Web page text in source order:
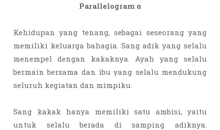
Parallelogram α
Kehidupan yang tenang, sebagai seseorang yang
memiliki keluarga bahagia. Sang adik yang selalu
menempel dengan kakaknya. Ayah yang selalu
bermain bersama dan ibu yang selalu mendukung
seluruh kegiatan dan mimpiku.
Sang kakak hanya memiliki satu ambisi, yaitu
untuk selalu berada di samping adiknya.